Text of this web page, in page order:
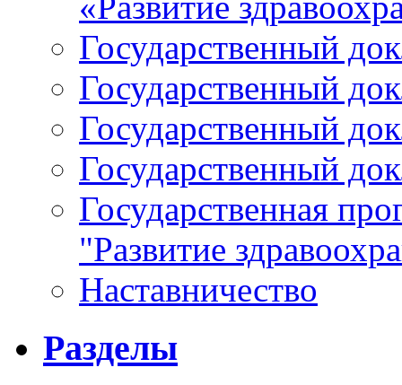
Государственный
Государственный
Государственный
Государственный
Государственная
"Развитие
Наставничество
Разделы